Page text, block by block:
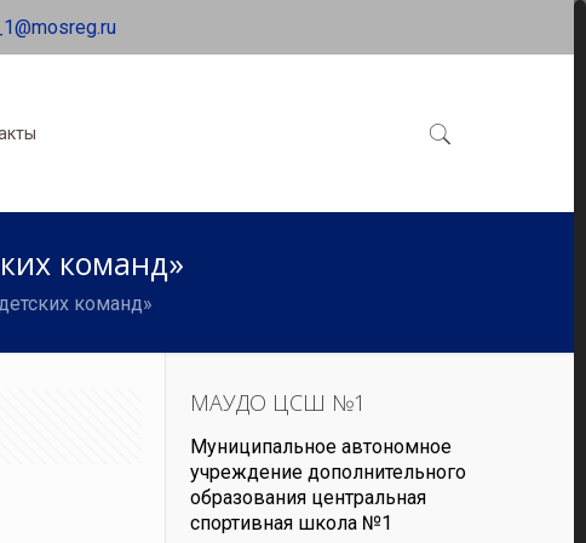
команд»
команд»
МАУДО ЦСШ №1
Муниципальное автономное
учреждение дополнительного
образования центральная
спортивная школа №1